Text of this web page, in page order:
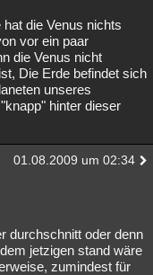
die Venus nichts
vor ein paar
die Venus nicht
Die Erde befindet sich
unseres
hinter dieser
01.08.2009 um 02:34
durchschnitt oder denn
jetzigen stand wäre
zumindest für